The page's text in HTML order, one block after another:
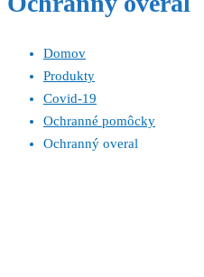
Domov
Produkty
Covid-19
Ochranné pomôcky
Ochranný overal